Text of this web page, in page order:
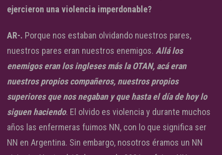
ejercieron una violencia imperdonable?
AR-. Porque nos estaban olvidando nuestros pares,
nuestros pares eran nuestros enemigos. Allá los
enemigos eran los ingleses más la OTAN, acá eran
nuestros propios compañeros, nuestros propios
superiores que nos negaban y que hasta el día de hoy lo
siguen haciendo. El olvido es violencia y durante muchos
años las enfermeras fuimos NN, con lo que significa ser
NN en Argentina. Sin embargo, nosotros éramos un NN